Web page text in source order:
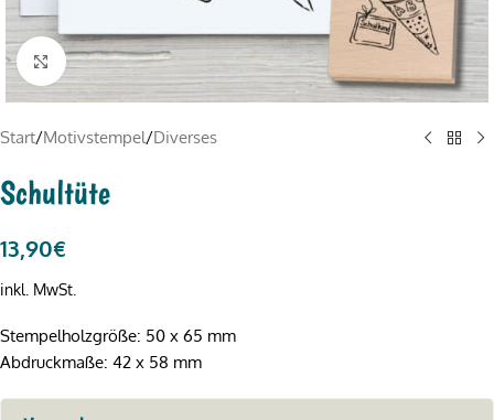
Click to enlarge
Start/Motivstempel/Diverses
Schultüte
13,90€
inkl. MwSt.
Stempelholzgröße: 50 x 65 mm
Abdruckmaße: 42 x 58 mm